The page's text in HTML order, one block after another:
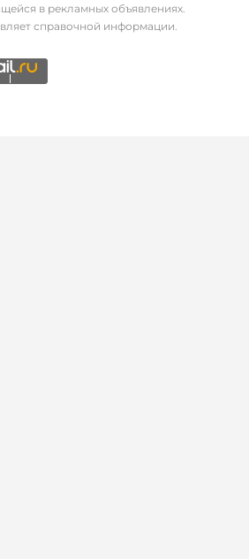
в рекламных объявлениях.
справочной информации.